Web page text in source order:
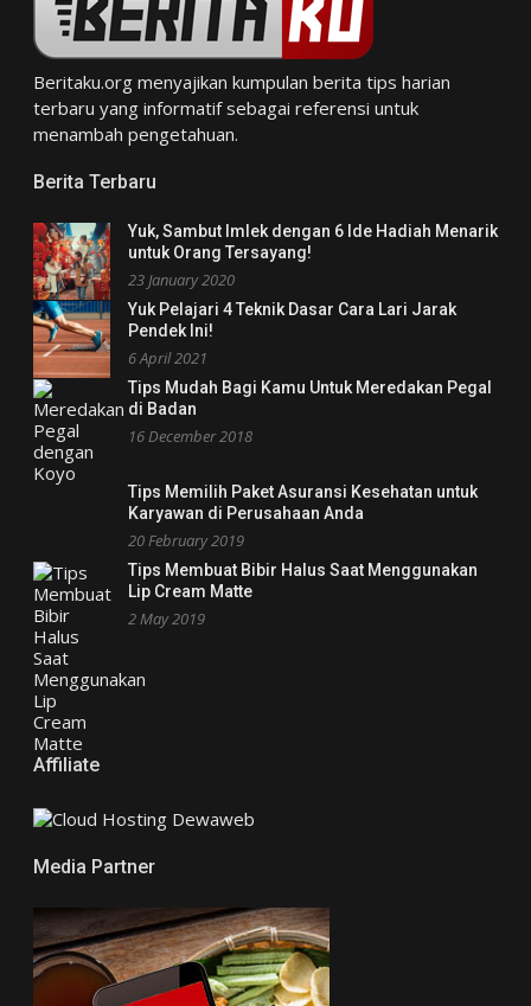
Beritaku.orgmenyajikan kumpulan berita tips harian
terbaru yang informatif sebagai referensi untuk
menambah pengetahuan.
Berita Terbaru
Yuk, Sambut Imlek dengan 6 Ide Hadiah Menarik
untuk Orang Tersayang!
23 January 2020
Yuk Pelajari 4 Teknik Dasar Cara Lari Jarak
Pendek Ini!
6 April 2021
Tips Mudah Bagi Kamu Untuk Meredakan Pegal
di Badan
16 December 2018
Tips Memilih Paket Asuransi Kesehatan untuk
Karyawan di Perusahaan Anda
20 February 2019
Tips Membuat Bibir Halus Saat Menggunakan
Lip Cream Matte
2 May 2019
Affiliate
Media Partner